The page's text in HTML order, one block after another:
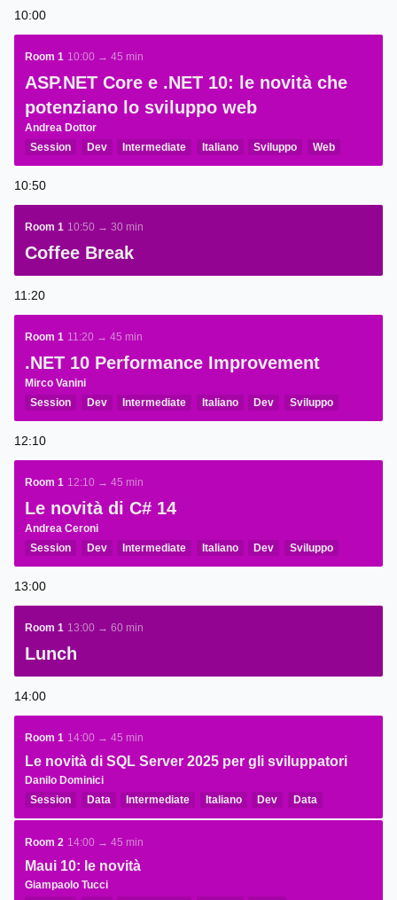
10:00
Room 1 10:00 → 45 min
ASP.NET Core e .NET 10: le novità che
potenziano lo sviluppo web
Andrea Dottor
Session
Dev Intermediate Italiano Sviluppo
Web
Blazor
ASP.NET ASP.NET Core
10:50
Room 1 10:50 → 30 min
Coffee Break
11:20
Room 1 11:20 → 45 min
.NET 10 Performance Improvement
Mirco Vanini
Session
Dev Intermediate Italiano Dev
Sviluppo
.NET
.NET Core
12:10
Room 1 12:10 → 45 min
Le novità di C# 14
Andrea Ceroni
Session
Dev Intermediate Italiano Dev
Sviluppo
.NET
13:00
Room 1 13:00 → 60 min
Lunch
14:00
Room 1 14:00 → 45 min
Le novità di SQL Server 2025 per gli sviluppatori
Danilo Dominici
Session
Data Intermediate Italiano Dev Data
Room 2 14:00 → 45 min
Maui 10: le novità
Giampaolo Tucci